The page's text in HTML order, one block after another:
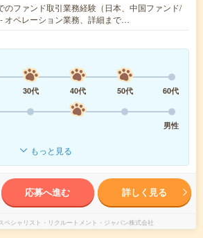
のファンド取引業務経験（日本、中国ファンド/
オペレーション業務、詳細まで…
30代 40代 50代
60代
男性
もっと見る
応募へ進む 詳しく見る
ペシャリスト・リクルートメント・ジャパン株式会社